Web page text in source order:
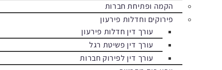
הקמה ופתיחת חברות
פירוקים וחדלות פירעון
עורך דין חדלות פירעון
עורך דין פשיטת רגל
עורך דין לפירוק חברות